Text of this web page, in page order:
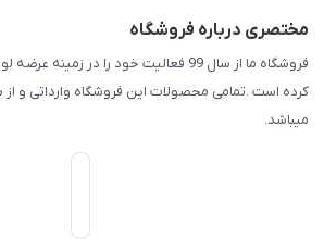
مختصری درباره فروشگاه
فروشگاه ما از سال 99 فعالیت خود را در
کرده است .تمامی محصولات این فروشگاه وارداتی و از
میباشد.